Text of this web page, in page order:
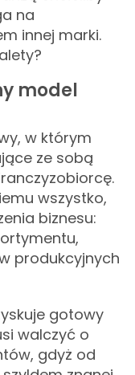
na
innej marki.
model
w którym
ze sobą
wszystko,
biznesu:
produkcyjnych
gotowy
walczyć o
gdyż od